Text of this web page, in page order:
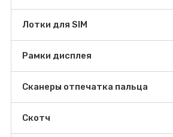
Лотки для SIM
Рамки дисплея
Сканеры отпечатка пальца
Скотч